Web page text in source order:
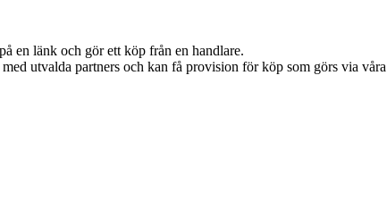
en länk och gör ett köp från en handlare.
utvalda partners och kan få provision för köp som görs via